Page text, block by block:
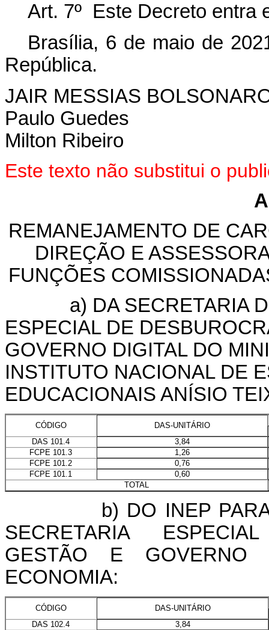
Art. 7º Este Decreto entra
Brasília, 6 de maio de
República.
JAIR MESSIAS
Paulo Guedes
Milton Ribeiro
Este texto não substitui o
REMANEJAMENTO DE
DIREÇÃO E
FUNÇÕES
a) DA SECRETARIA DE
ESPECIAL DE
GOVERNO DIGITAL DO
INSTITUTO NACIONAL DE
EDUCACIONAIS ANÍSIO
CÓDIGO
DAS-UNITÁRIO
DAS 101.4
3,84
FCPE 101.3
1,26
FCPE 101.2
0,76
FCPE 101.1
0,60
TOTAL
b) DO INEP PARA A
SECRETARIA
GESTÃO E GOVERNO
ECONOMIA:
CÓDIGO
DAS-UNITÁRIO
DAS 102.4
3,84